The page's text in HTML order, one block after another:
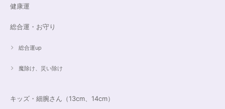
健康運
総合運・お守り
総合運up
魔除け、災い除け
キッズ・細腕さん（13cm、14cm）